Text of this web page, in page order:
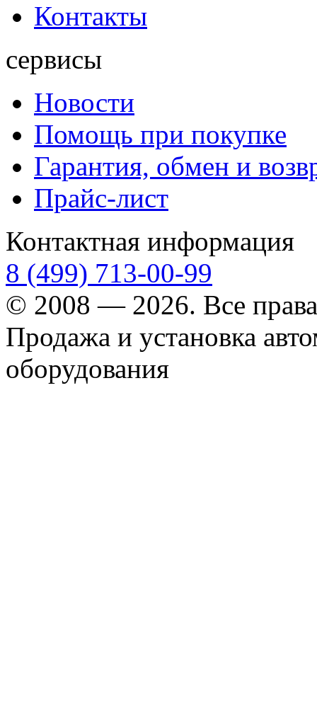
Контакты
сервисы
Новости
Помощь при покупке
Гарантия, обмен и
Прайс-лист
Контактная информация
8 (499) 713-00-99
© 2008 — 2026. Все
Продажа и установка
оборудования